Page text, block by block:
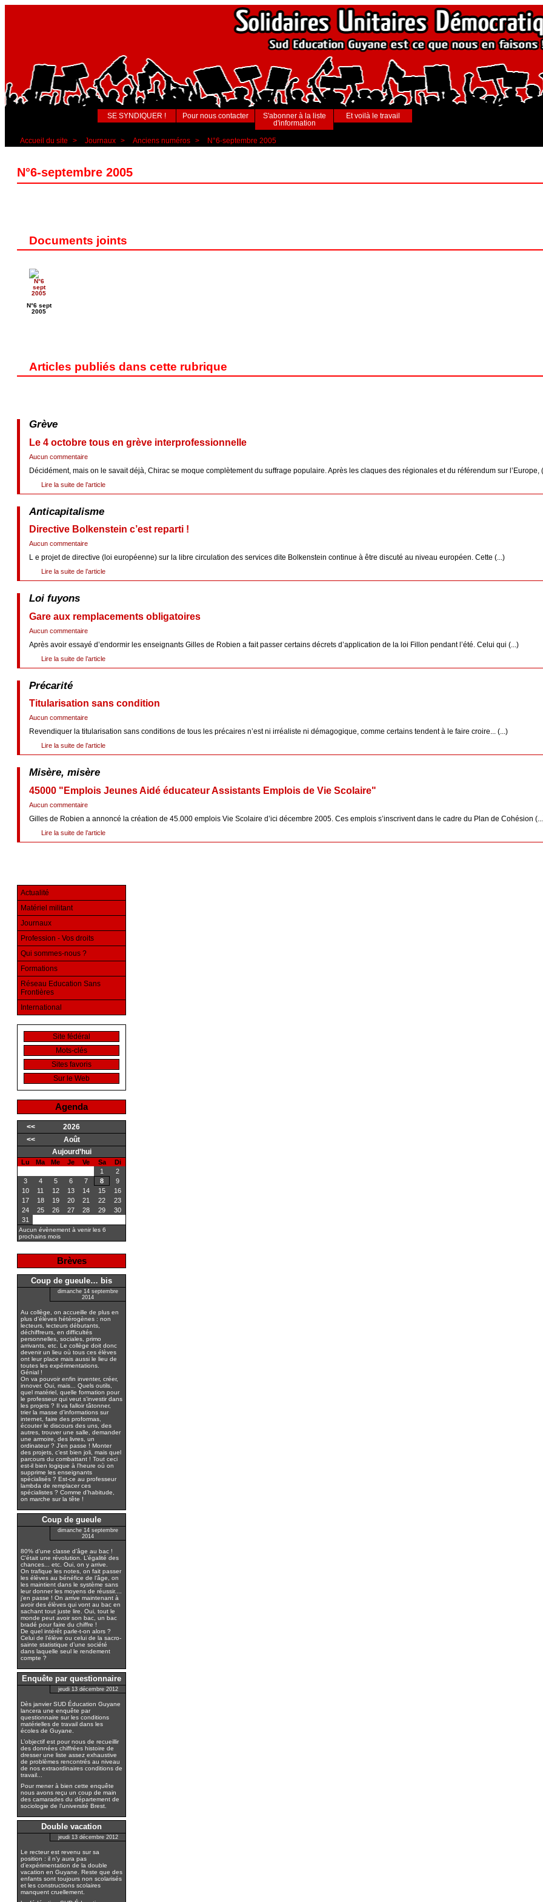
SE SYNDIQUER ! Pour nous contacter
S'abonner à la liste
d'information
Et voilà le travail
Accueil du site > Journaux > Anciens numéros > N°6-septembre 2005
N°6-septembre 2005
Documents joints
N°6 sept
2005
Articles publiés dans cette rubrique
Grève
Le 4 octobre tous en grève interprofessionnelle
Aucun commentaire
Décidément, mais on le savait déjà, Chirac se moque complètement du suffrage populaire. Après les claques des régionales et du référendum sur l’Europe,
Lire la suite de l’article
Anticapitalisme
Directive Bolkenstein c’est reparti !
Aucun commentaire
L e projet de directive (loi européenne) sur la libre circulation des services dite Bolkenstein continue à être discuté au niveau européen. Cette (...)
Lire la suite de l’article
Loi fuyons
Gare aux remplacements obligatoires
Aucun commentaire
Après avoir essayé d’endormir les enseignants Gilles de Robien a fait passer certains décrets d’application de la loi Fillon pendant l’été. Celui qui (...)
Lire la suite de l’article
Précarité
Titularisation sans condition
Aucun commentaire
Revendiquer la titularisation sans conditions de tous les précaires n’est ni irréaliste ni démagogique, comme certains tendent à le faire croire... (...)
Lire la suite de l’article
Misère, misère
45000 "Emplois Jeunes Aidé éducateur Assistants Emplois de Vie Scolaire"
Aucun commentaire
Gilles de Robien a annoncé la création de 45.000 emplois Vie Scolaire d’ici décembre 2005. Ces emplois s’inscrivent dans le cadre du Plan de Cohésion
Lire la suite de l’article
Actualité
Matériel militant
Journaux
Profession - Vos droits
Qui sommes-nous ?
Formations
Réseau Education Sans
Frontières
International
Site fédéral
Mots-clés
Sites favoris
Sur le Web
Agenda
<<
2026
<<
Août
Aujourd’hui
Lu Ma Me Je Ve Sa
Di
1
2
3
4 5 6 7 8
9
10
11 12 13 14 15
16
17
18 19 20 21 22
23
24
25 26 27 28 29
30
31
Aucun évènement à venir les 6
prochains mois
Brèves
Coup de gueule… bis
dimanche 14 septembre
2014
Au collège, on accueille de plus en
plus d’élèves hétérogènes : non
lecteurs, lecteurs débutants,
déchiffreurs, en difficultés
personnelles, sociales, primo
arrivants, etc. Le collège doit donc
devenir un lieu où tous ces élèves
ont leur place mais aussi le lieu de
toutes les expérimentations.
Génial !
On va pouvoir enfin inventer, créer,
innover. Oui, mais... Quels outils,
quel matériel, quelle formation pour
le professeur qui veut s’investir dans
les projets ? Il va falloir tâtonner,
trier la masse d’informations sur
internet, faire des proformas,
écouter le discours des uns, des
autres, trouver une salle, demander
une armoire, des livres, un
ordinateur ? J’en passe ! Monter
des projets, c’est bien joli, mais quel
parcours du combattant ! Tout ceci
est-il bien logique à l’heure où on
supprime les enseignants
spécialisés ? Est-ce au professeur
lambda de remplacer ces
spécialistes ? Comme d’habitude,
on marche sur la tête !
Coup de gueule
dimanche 14 septembre
2014
80% d’une classe d’âge au bac !
C’était une révolution. L’égalité des
chances... etc. Oui, on y arrive.
On trafique les notes, on fait passer
les élèves au bénéfice de l’âge, on
les maintient dans le système sans
leur donner les moyens de réussir....
j’en passe ! On arrive maintenant à
avoir des élèves qui vont au bac en
sachant tout juste lire. Oui, tout le
monde peut avoir son bac, un bac
bradé pour faire du chiffre !
De quel intérêt parle-t-on alors ?
Celui de l’élève ou celui de la sacro-
sainte statistique d’une société
dans laquelle seul le rendement
compte ?
Enquête par questionnaire
jeudi 13 décembre 2012
Dès janvier SUD Éducation Guyane
lancera une enquête par
questionnaire sur les conditions
matérielles de travail dans les
écoles de Guyane.
L’objectif est pour nous de recueillir
des données chiffrées histoire de
dresser une liste assez exhaustive
de problèmes rencontrés au niveau
de nos extraordinaires conditions de
travail...
Pour mener à bien cette enquête
nous avons reçu un coup de main
des camarades du département de
sociologie de l’université Brest.
Double vacation
jeudi 13 décembre 2012
Le recteur est revenu sur sa
position : il n’y aura pas
d’expérimentation de la double
vacation en Guyane. Reste que des
enfants sont toujours non scolarisés
et les constructions scolaires
manquent cruellement.